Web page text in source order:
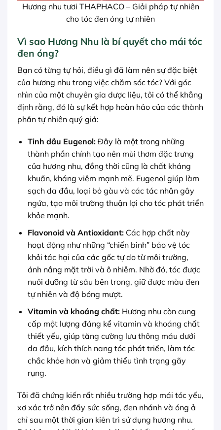
Hương nhu tươi THAPHACO – Giải pháp tự nhiên
cho tóc đen óng tự nhiên
Vì sao Hương Nhu là bí quyết cho mái tóc
đen óng?
Bạn có từng tự hỏi, điều gì đã làm nên sự đặc biệt
của hương nhu trong việc chăm sóc tóc? Với góc
nhìn của một chuyên gia dược liệu, tôi có thể khẳng
định rằng, đó là sự kết hợp hoàn hảo của các thành
phần tự nhiên quý giá:
Tinh dầu Eugenol:Đây là một trong những
thành phần chính tạo nên mùi thơm đặc trưng
của hương nhu, đồng thời cũng là chất kháng
khuẩn, kháng viêm mạnh mẽ. Eugenol giúp làm
sạch da đầu, loại bỏ gàu và các tác nhân gây
ngứa, tạo môi trường thuận lợi cho tóc phát triển
khỏe mạnh.
Flavonoid và Antioxidant:Các hợp chất này
hoạt động như những “chiến binh” bảo vệ tóc
khỏi tác hại của các gốc tự do từ môi trường,
ánh nắng mặt trời và ô nhiễm. Nhờ đó, tóc được
nuôi dưỡng từ sâu bên trong, giữ được màu đen
tự nhiên và độ bóng mượt.
Vitamin và khoáng chất:Hương nhu còn cung
cấp một lượng đáng kể vitamin và khoáng chất
thiết yếu, giúp tăng cường lưu thông máu dưới
da đầu, kích thích nang tóc phát triển, làm tóc
chắc khỏe hơn và giảm thiểu tình trạng gãy
rụng.
Tôi đã chứng kiến rất nhiều trường hợp mái tóc yếu,
xơ xác trở nên đầy sức sống, đen nhánh và óng ả
chỉ sau một thời gian kiên trì sử dụng hương nhu.